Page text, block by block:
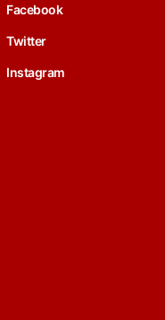
Facebook
Twitter
Instagram